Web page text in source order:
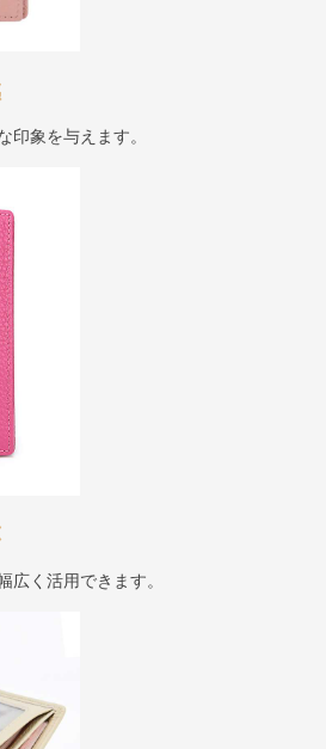
印象を与えます。
広く活用できます。